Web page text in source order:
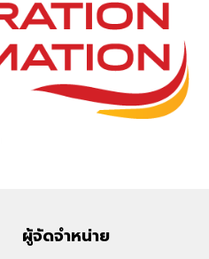
ผู้จัดจำหน่าย